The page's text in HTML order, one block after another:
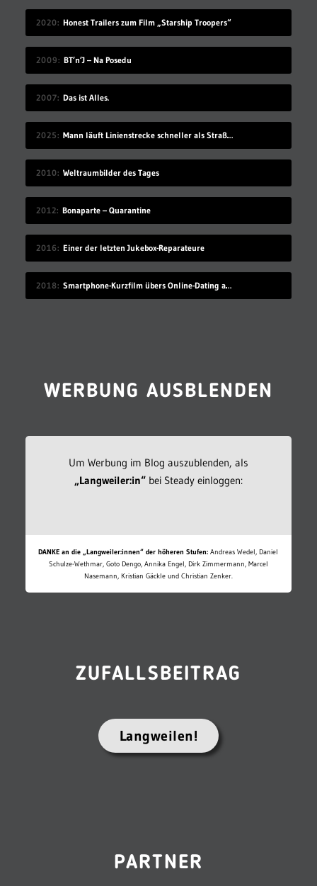
2020 Honest Trailers zum Film „Starship Troopers“
2009 BT’n’J – Na Posedu
2007 Das ist Alles.
2025 Mann läuft Linienstrecke schneller als Straßenbahn
2010 Weltraumbilder des Tages
2012 Bonaparte – Quarantine
2016 Einer der letzten Jukebox-Reparateure
2018 Smartphone-Kurzfilm übers Online-Dating auf Zugreise
WERBUNG AUSBLENDEN
Um Werbung im Blog auszublenden, als
„Langweiler:in“bei Steady einloggen:
DANKE an die „Langweiler:innen“ der höheren Stufen: Andreas Wedel, Daniel
Schulze-Wethmar, Goto Dengo, Annika Engel, Dirk Zimmermann, Marcel
Nasemann, Kristian Gäckle und Christian Zenker.
ZUFALLSBEITRAG
Langweilen!
PARTNER